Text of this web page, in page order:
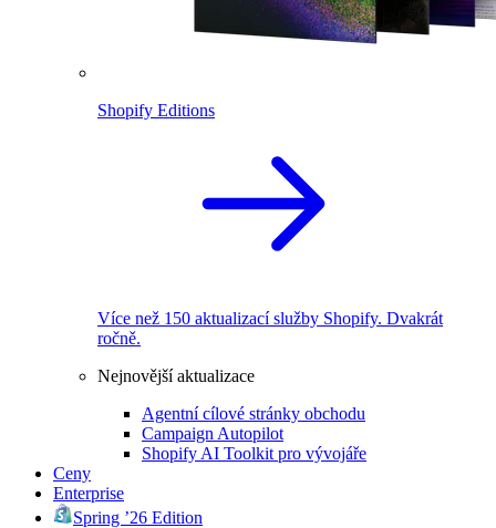
Shopify Editions
Více než 150 aktualizací služby Shopify. Dvakrát
ročně.
Nejnovější aktualizace
Agentní cílové stránky obchodu
Campaign Autopilot
Shopify AI Toolkit pro vývojáře
Ceny
Enterprise
Spring ’26 Edition